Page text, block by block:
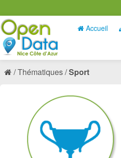
Accueil
Thématiques Sport